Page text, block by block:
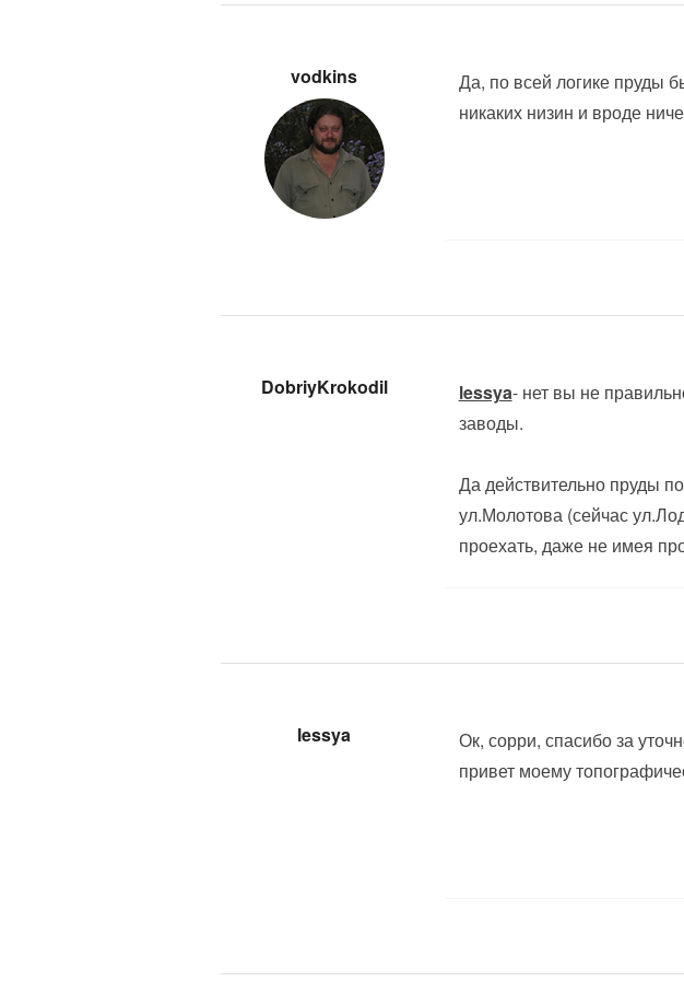
vodkins
Да, по всей логике пруды
никаких низин и вроде
DobriyKrokodil lessya- нет вы не
заводы.
Да действительно пруды
ул.Молотова (сейчас
проехать, даже не имея
lessya
Ок, сорри, спасибо за
привет моему